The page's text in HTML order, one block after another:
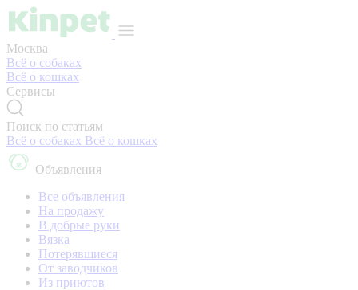
Москва
Всё о собаках
Всё о кошках
Сервисы
Поиск по статьям
Всё о собаках Всё о кошках
Объявления
Все объявления
На продажу
В добрые руки
Вязка
Потерявшиеся
От заводчиков
Из приютов